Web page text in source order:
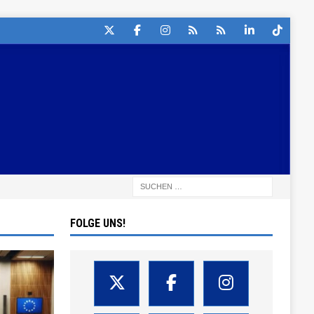
FOLGE UNS!